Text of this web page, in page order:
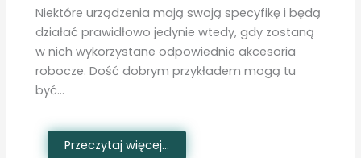
Niektóre urządzenia mają swoją specyfikę i będą
działać prawidłowo jedynie wtedy, gdy zostaną
w nich wykorzystane odpowiednie akcesoria
robocze. Dość dobrym przykładem mogą tu
być…
Przeczytaj więcej...